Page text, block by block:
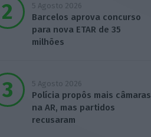
5 Agosto 2026
Barcelos aprova concurso
para nova ETAR de 35
milhões
5 Agosto 2026
Polícia propôs mais câmaras
na AR, mas partidos
recusaram